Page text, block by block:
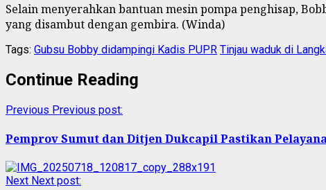
Selain menyerahkan bantuan mesin pompa penghisap,
yang disambut dengan gembira. (Winda)
Tags: Gubsu Bobby didampingi Kadis PUPR Tinjau waduk di
Continue Reading
Previous Previous post:
Pemprov Sumut dan Ditjen Dukcapil Pastikan
Next Next post: